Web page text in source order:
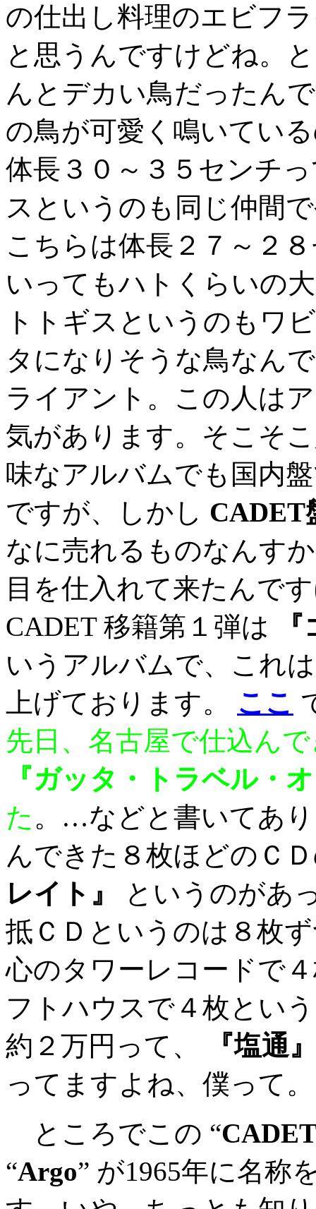
の仕出し料理のエビフ
と思うんですけどね。
んとデカい鳥だったん
の鳥が可愛く鳴いてい
体長３０～３５センチ
スというのも同じ仲間
こちらは体長２７～２
いってもハトくらいの
トトギスというのもワ
タになりそうな鳥なん
ライアント。この人は
気があります。そこそ
味なアルバムでも国内
ですが、しかし CADET
なに売れるものなんす
目を仕入れて来たんで
CADET 移籍第１弾は
いうアルバムで、これ
上げております。 ここ
先日、名古屋で仕込ん
『ガッタ・トラベル・
た 。…などと書いてあ
んできた８枚ほどのＣ
レイト』
というのがあ
抵ＣＤというのは８枚
心のタワーレコードで
フトハウスで４枚とい
約２万円って、
『塩通』
ってますよね、僕って。
ところでこの “
“Argo” が1965年に名称